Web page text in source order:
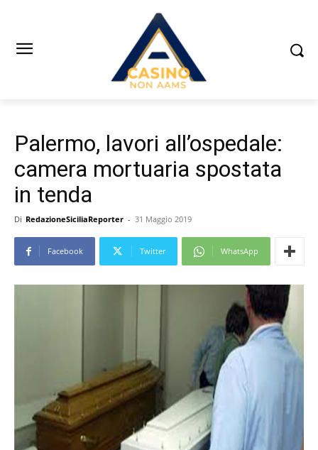
Palermo, lavori all’ospedale:
camera mortuaria spostata
in tenda
Di RedazioneSiciliaReporter - 31 Maggio 2019
Facebook Twitter WhatsApp